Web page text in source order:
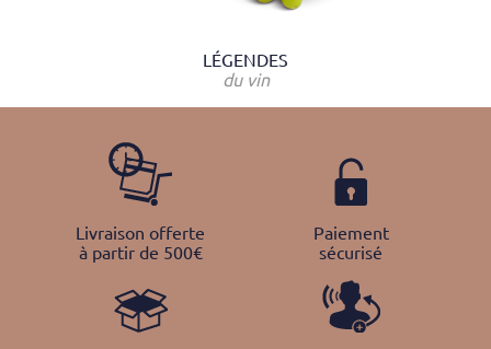
LÉGENDES
du vin
Livraison offerte
à partir de 500€
Paiement
sécurisé